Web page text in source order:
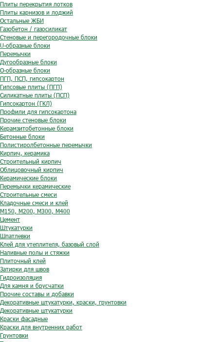
Плиты перекрытия лотков
Плиты карнизов и лоджий
Остальные ЖБИ
Газобетон / газосиликат
Стеновые и перегородочные блоки
U-образные блоки
Перемычки
Дугообразные блоки
O-образные блоки
ПГП, ПСП, гипсокартон
Гипсовые плиты (ПГП)
Силикатные плиты (ПСП)
Гипсокартон (ГКЛ)
Профили для гипсокартона
Прочие стеновые блоки
Керамзитобетонные блоки
Бетонные блоки
Полистиролбетонные перемычки
Кирпич, керамика
Строительный кирпич
Облицовочный кирпич
Керамические блоки
Перемычки керамические
Строительные смеси
Кладочные смеси и клей
М150, М200, М300, М400
Цемент
Штукатурки
Шпатлевки
Клей для утеплителя, базовый слой
Наливные полы и стяжки
Плиточный клей
Затирки для швов
Гидроизоляция
Для камня и брусчатки
Прочие составы и добавки
Декоративные штукатурки, краски, грунтовки
Декоративные штукатурки
Краски фасадные
Краски для внутренних работ
Грунтовки